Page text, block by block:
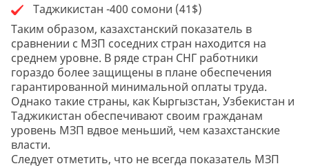
Таджикистан -400 сомони (41$)
Таким образом, казахстанский показатель в
сравнении с МЗП соседних стран находится на
среднем уровне. В ряде стран СНГ работники
гораздо более защищены в плане обеспечения
гарантированной минимальной оплаты труда.
Однако такие страны, как Кыргызстан, Узбекистан и
Таджикистан обеспечивают своим гражданам
уровень МЗП вдвое меньший, чем казахстанские
власти.
Следует отметить, что не всегда показатель МЗП